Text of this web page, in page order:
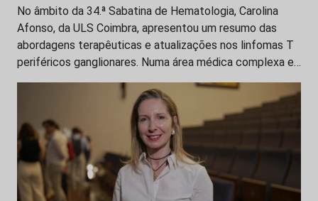
No âmbito da 34.ª Sabatina de Hematologia, Carolina
Afonso, da ULS Coimbra, apresentou um resumo das
abordagens terapêuticas e atualizações nos linfomas T
periféricos ganglionares. Numa área médica complexa e…